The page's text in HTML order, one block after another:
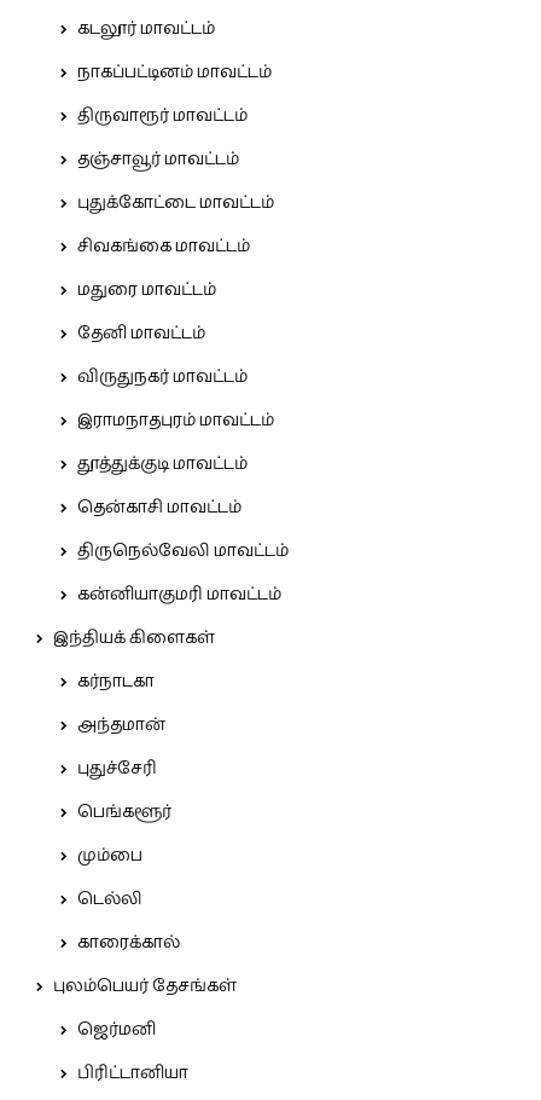
கடலூர் மாவட்டம்
நாகப்பட்டினம் மாவட்டம்
திருவாரூர் மாவட்டம்
தஞ்சாவூர் மாவட்டம்
புதுக்கோட்டை மாவட்டம்
சிவகங்கை மாவட்டம்
மதுரை மாவட்டம்
தேனி மாவட்டம்
விருதுநகர் மாவட்டம்
இராமநாதபுரம் மாவட்டம்
தூத்துக்குடி மாவட்டம்
தென்காசி மாவட்டம்
திருநெல்வேலி மாவட்டம்
கன்னியாகுமரி மாவட்டம்
இந்தியக் கிளைகள்
கர்நாடகா
அந்தமான்
புதுச்சேரி
பெங்களூர்
மும்பை
டெல்லி
காரைக்கால்
புலம்பெயர் தேசங்கள்
ஜெர்மனி
பிரிட்டானியா